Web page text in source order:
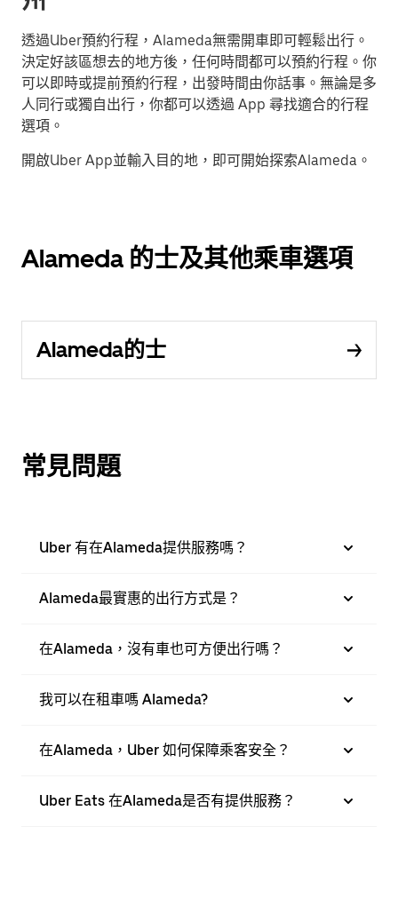
透過Uber預約行程，Alameda無需開車即可輕鬆出行。
決定好該區想去的地方後，任何時間都可以預約行程。你
可以即時或提前預約行程，出發時間由你話事。無論是多
人同行或獨自出行，你都可以透過 App 尋找適合的行程
選項。
開啟Uber App並輸入目的地，即可開始探索Alameda。
Alameda 的士及其他乘車選項
Alameda的士
常見問題
Uber 有在Alameda提供服務嗎？
Alameda最實惠的出行方式是？
在Alameda，沒有車也可方便出行嗎？
我可以在租車嗎 Alameda?
在Alameda，Uber 如何保障乘客安全？
Uber Eats 在Alameda是否有提供服務？